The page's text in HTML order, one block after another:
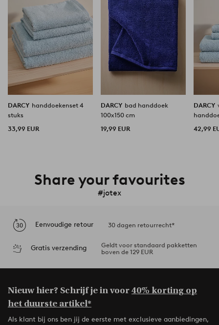
DARCY handdoekenset 4
stuks
33,99 EUR
DARCY bad handdoek
100x150 cm
19,99 EUR
DARCY
42,99
Share your favourites
#jotex
Eenvoudige retour 30 dagen retourrecht*
Gratis verzending
Geldt voor standaard pakketten
boven de 129 EUR
Nieuw hier? Schrijf je in voor40% korting op
het duurste artikel*
Als klant bij ons ben jij de eerste met exclusieve aanbiedingen,